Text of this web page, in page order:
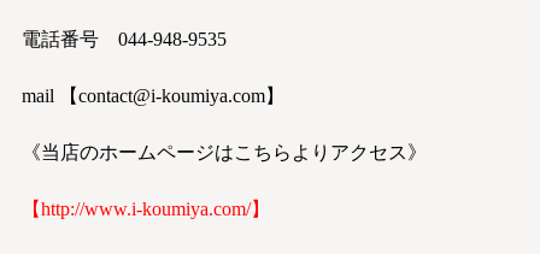
電話番号 044-948-9535
mail 【contact@i-koumiya.com】
《当店のホームページはこちらよりアクセス》
【http://www.i-koumiya.com/】